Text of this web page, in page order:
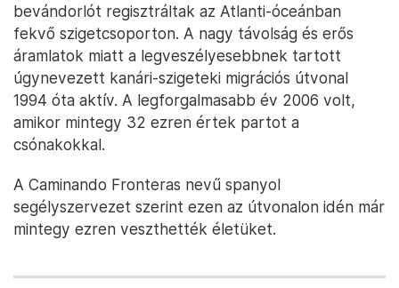
bevándorlót regisztráltak az Atlanti-óceánban
fekvő szigetcsoporton. A nagy távolság és erős
áramlatok miatt a legveszélyesebbnek tartott
úgynevezett kanári-szigeteki migrációs útvonal
1994 óta aktív. A legforgalmasabb év 2006 volt,
amikor mintegy 32 ezren értek partot a
csónakokkal.
A Caminando Fronteras nevű spanyol
segélyszervezet szerint ezen az útvonalon idén már
mintegy ezren veszthették életüket.